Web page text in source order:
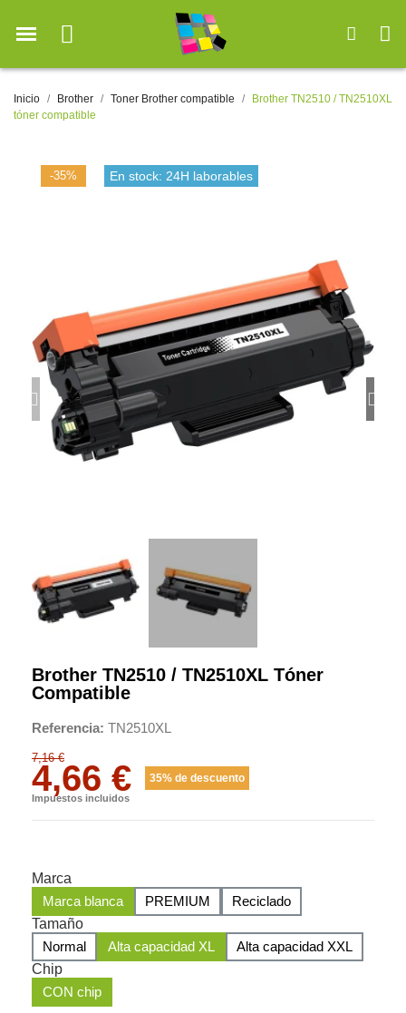
Inicio Brother Toner Brother compatible
Brother TN2510 / TN2510XL
tóner compatible
-35% En stock: 24H laborables
Brother TN2510 / TN2510XL Tóner
Compatible
Referencia TN2510XL
7,16 €
4,66 € 35% de descuento
Impuestos incluidos
Marca
Marca blanca
PREMIUM
Reciclado
Tamaño
Normal
Alta capacidad XL
Alta capacidad XXL
Chip
CON chip